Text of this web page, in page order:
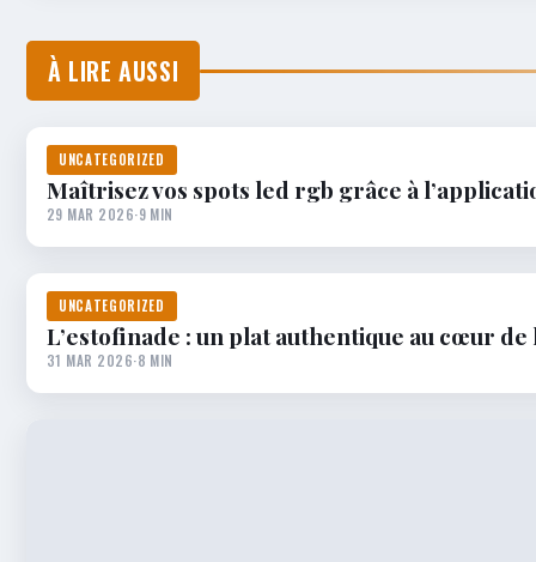
À LIRE AUSSI
UNCATEGORIZED
Maîtrisez vos spots led rgb grâce à
29 MAR 2026·9 MIN
UNCATEGORIZED
L’estofinade : un plat authentique au cœur
31 MAR 2026·8 MIN